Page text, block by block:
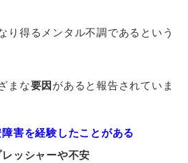
り得るメンタル不調であるという
まな要因があると報告されていま
害を経験したことがある
ッシャーや不安